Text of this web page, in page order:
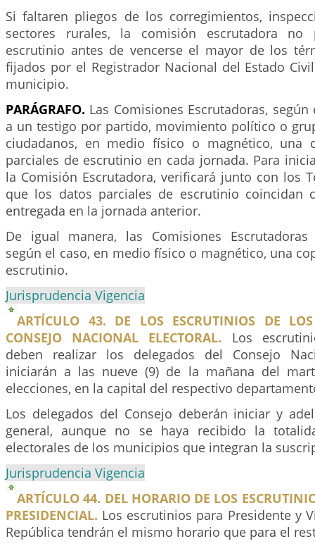
Si faltaren pliegos de los corregimientos,
sectores rurales, la comisión escrutadora
escrutinio antes de vencerse el mayor de los
fijados por el Registrador Nacional del Estado
municipio.
PARÁGRAFO. Las Comisiones Escrutadoras,
a un testigo por partido, movimiento político o
ciudadanos, en medio físico o magnético, una
parciales de escrutinio en cada jornada. Para
la Comisión Escrutadora, verificará junto con los
que los datos parciales de escrutinio coincidan
entregada en la jornada anterior.
De igual manera, las Comisiones Escrutadoras
según el caso, en medio físico o magnético, una
escrutinio.
Jurisprudencia Vigencia
ARTÍCULO 43. DE LOS ESCRUTINIOS DE
CONSEJO NACIONAL ELECTORAL. Los
deben realizar los delegados del Consejo
iniciarán a las nueve (9) de la mañana del
elecciones, en la capital del respectivo
Los delegados del Consejo deberán iniciar y
general, aunque no se haya recibido la
electorales de los municipios que integran la
Jurisprudencia Vigencia
ARTÍCULO 44. DEL HORARIO DE LOS
PRESIDENCIAL. Los escrutinios para Presidente y
República tendrán el mismo horario que para el